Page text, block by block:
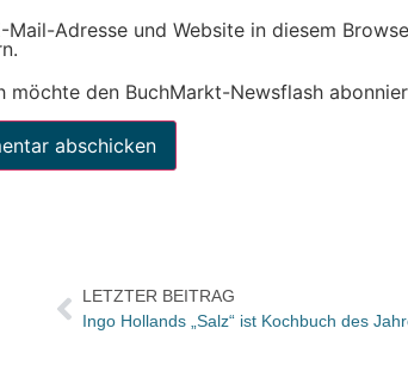
Mail-Adresse und Website in diesem
möchte den BuchMarkt-Newsflash
LETZTER BEITRAG
Ingo Hollands „Salz“ ist Kochbuch des